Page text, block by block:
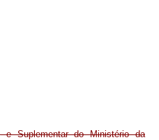
e Suplementar do Ministério da